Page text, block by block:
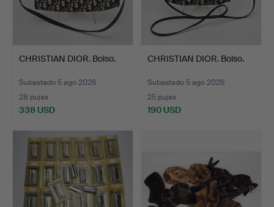
CHRISTIAN DIOR. Bolso.
Subastado 5 ago 2026
28 pujas
338 USD
CHRISTIAN DIOR. Bolso.
Subastado 5 ago 2026
25 pujas
190 USD